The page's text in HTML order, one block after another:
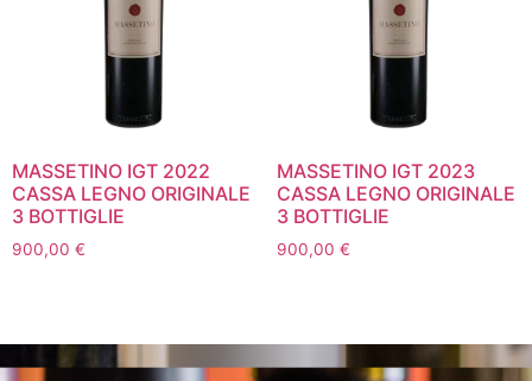
MASSETINO IGT 2022
CASSA LEGNO ORIGINALE
3 BOTTIGLIE
900,00 €
MASSETINO IGT 2023
CASSA LEGNO ORIGINALE
3 BOTTIGLIE
900,00 €